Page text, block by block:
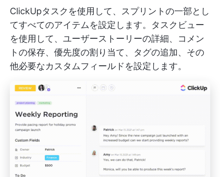
ClickUpタスクを使用して、スプリントの一部とし
てすべてのアイテムを設定します。タスクビュー
を使用して、ユーザーストーリーの詳細、コメン
トの保存、優先度の割り当て、タグの追加、その
他必要なカスタムフィールドを設定します。